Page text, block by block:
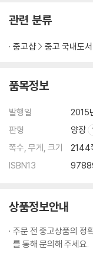
제3장 상 속 법
관련 분류
중고샵 중고 국내도서
품목정보
발행일
2015
판형
양장
쪽수, 무게, 크기
2144
ISBN13
상품정보안내
주문 전 중고상품의 정
를 통해 문의해 주세요.